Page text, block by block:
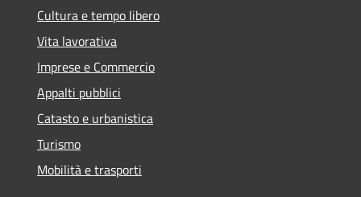
Cultura e tempo libero
Vita lavorativa
Imprese e Commercio
Appalti pubblici
Catasto e urbanistica
Turismo
Mobilità e trasporti